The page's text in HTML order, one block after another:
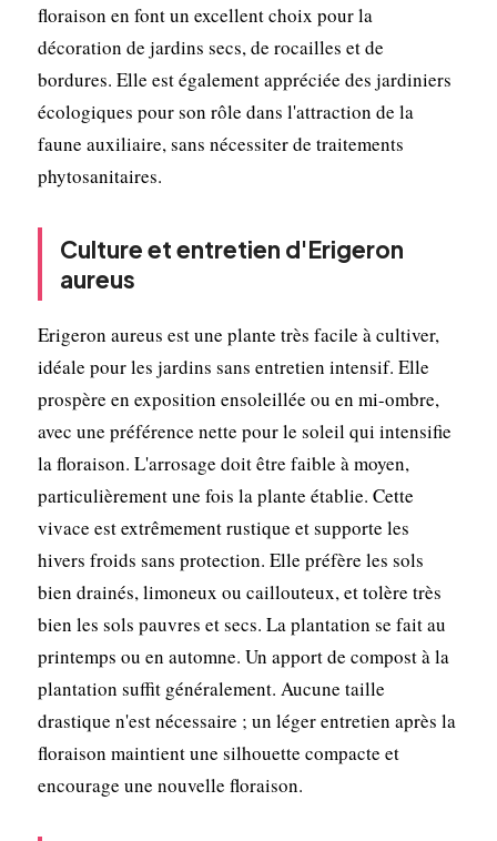
floraison en font un excellent choix pour la
décoration de jardins secs, de rocailles et de
bordures. Elle est également appréciée des jardiniers
écologiques pour son rôle dans l'attraction de la
faune auxiliaire, sans nécessiter de traitements
phytosanitaires.
Culture et entretien d'Erigeron
aureus
Erigeron aureus est une plante très facile à cultiver,
idéale pour les jardins sans entretien intensif. Elle
prospère en exposition ensoleillée ou en mi-ombre,
avec une préférence nette pour le soleil qui intensifie
la floraison. L'arrosage doit être faible à moyen,
particulièrement une fois la plante établie. Cette
vivace est extrêmement rustique et supporte les
hivers froids sans protection. Elle préfère les sols
bien drainés, limoneux ou caillouteux, et tolère très
bien les sols pauvres et secs. La plantation se fait au
printemps ou en automne. Un apport de compost à la
plantation suffit généralement. Aucune taille
drastique n'est nécessaire ; un léger entretien après la
floraison maintient une silhouette compacte et
encourage une nouvelle floraison.